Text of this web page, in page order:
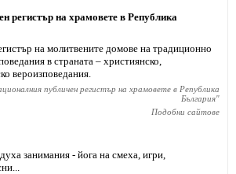
регистър на храмовете в Република
на молитвените домове на традиционно
в страната – християнско,
вероизповедания.
публичен регистър на храмовете в Република
България"
Подобни сайтове
занимания - йога на смеха, игри,